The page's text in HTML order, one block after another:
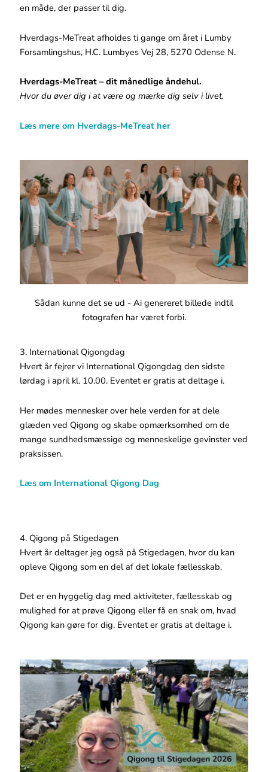
en måde, der passer til dig.
Hverdags-MeTreat afholdes ti gange om året i Lumby
Forsamlingshus, H.C. Lumbyes Vej 28, 5270 Odense N.
Hverdags-MeTreat – dit månedlige åndehul.
Hvor du øver dig i at være og mærke dig selv i livet.
Læs mere om Hverdags-MeTreat her
Sådan kunne det se ud - Ai genereret billede indtil
fotografen har været forbi.
3. International Qigongdag
Hvert år fejrer vi International Qigongdag den sidste
lørdag i april kl. 10.00. Eventet er gratis at deltage i.
Her mødes mennesker over hele verden for at dele
glæden ved Qigong og skabe opmærksomhed om de
mange sundhedsmæssige og menneskelige gevinster ved
praksissen.
Læs om International Qigong Dag
4. Qigong på Stigedagen
Hvert år deltager jeg også på Stigedagen, hvor du kan
opleve Qigong som en del af det lokale fællesskab.
Det er en hyggelig dag med aktiviteter, fællesskab og
mulighed for at prøve Qigong eller få en snak om, hvad
Qigong kan gøre for dig. Eventet er gratis at deltage i.